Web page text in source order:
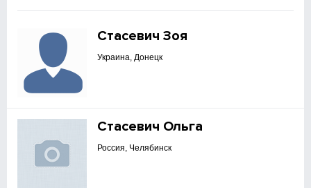
Стасевич Зоя
Украина, Донецк
Стасевич Ольга
Россия, Челябинск